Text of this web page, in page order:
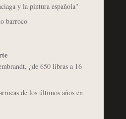
y la pintura española"
barroco
¿de 650 libras a 16
de los últimos años en